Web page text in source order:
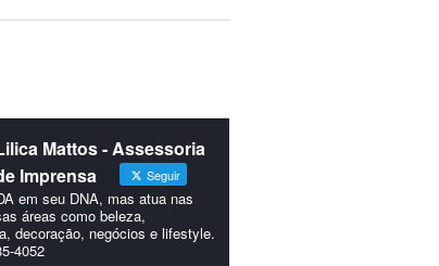
Mattos - Assessoria
Imprensa
Seguir
em seu DNA, mas atua nas
áreas como beleza,
decoração, negócios e lifestyle.
4052